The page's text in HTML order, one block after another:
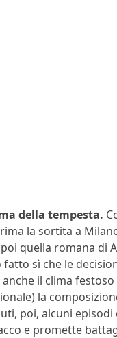
della tempesta.
la sortita a
quella romana di
sì che le
il clima
la
poi, alcuni
e promette